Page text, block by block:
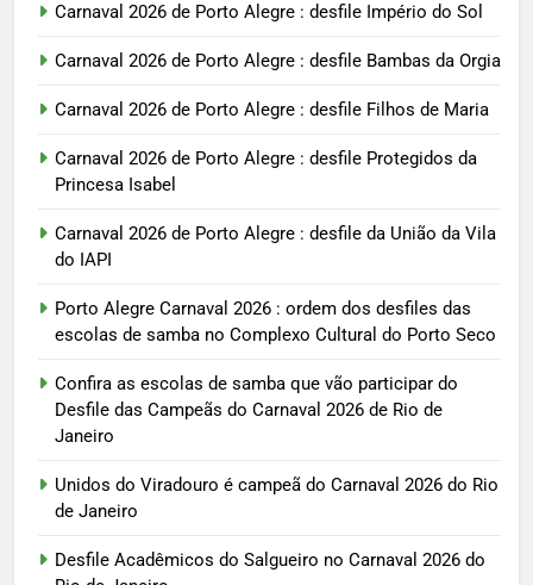
Carnaval 2026 de Porto Alegre : desfile Império do Sol
Carnaval 2026 de Porto Alegre : desfile Bambas da Orgia
Carnaval 2026 de Porto Alegre : desfile Filhos de Maria
Carnaval 2026 de Porto Alegre : desfile Protegidos da
Princesa Isabel
Carnaval 2026 de Porto Alegre : desfile da União da Vila
do IAPI
Porto Alegre Carnaval 2026 : ordem dos desfiles das
escolas de samba no Complexo Cultural do Porto Seco
Confira as escolas de samba que vão participar do
Desfile das Campeãs do Carnaval 2026 de Rio de
Janeiro
Unidos do Viradouro é campeã do Carnaval 2026 do Rio
de Janeiro
Desfile Acadêmicos do Salgueiro no Carnaval 2026 do